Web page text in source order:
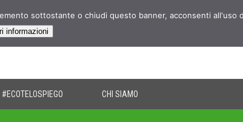
#ECOTELOSPIEGO CHI SIAMO
sottostante o chiudi questo banner, acconsenti all'uso
informazioni